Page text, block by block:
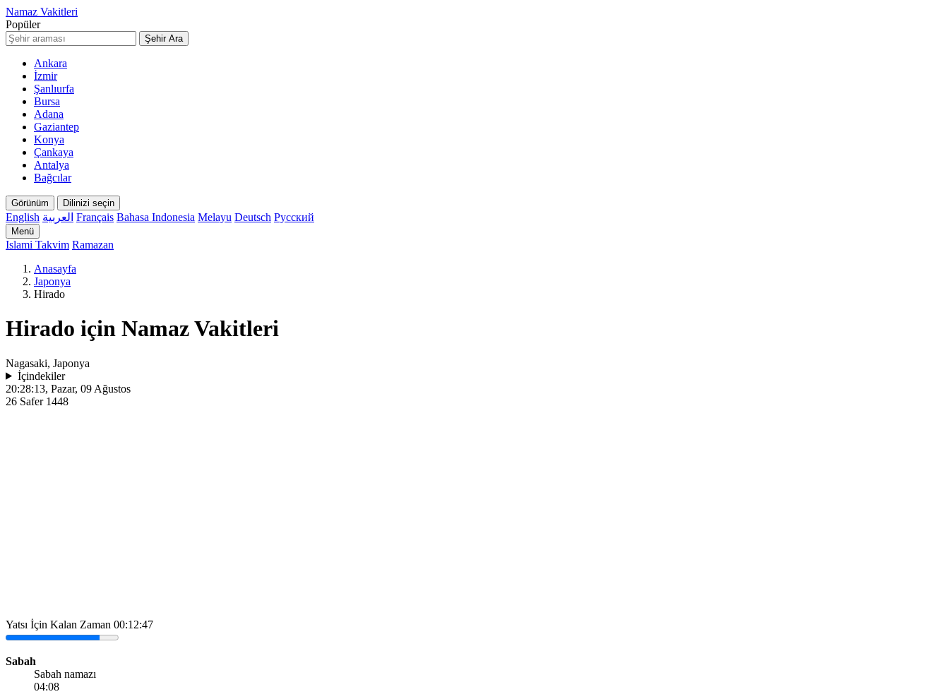
Namaz Vakitleri
Popüler
Şehir Ara
Ankara
İzmir
Şanlıurfa
Bursa
Adana
Gaziantep
Konya
Çankaya
Antalya
Bağcılar
Görünüm Dilinizi seçin
English العربية Français Bahasa Indonesia Melayu Deutsch Русский
Menü
Islami Takvim Ramazan
Anasayfa
Japonya
Hirado
Hirado için Namaz Vakitleri
Nagasaki, Japonya
İçindekiler
20:28:13, Pazar, 09 Ağustos
26 Safer 1448
Yatsı İçin Kalan Zaman 00:12:47
Sabah
Sabah namazı
04:08